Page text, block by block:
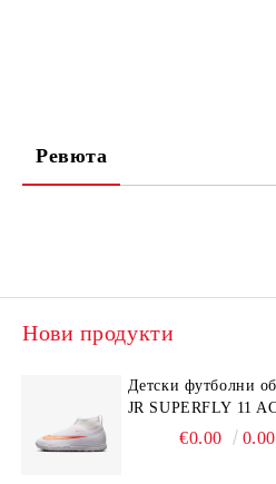
Ревюта
Нови продукти
Детски футболни
JR SUPERFLY 11
€0.00